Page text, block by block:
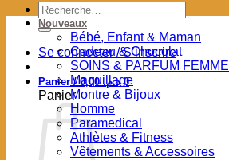
Recherche
pour :
Se connecter / S’inscrire
Panier / د.م.0,00 0
Panier
Nouveaux
Bébé, Enfant & Maman
Cadeau & Chocolat
SOINS & PARFUM FEMME
Maquillage
Montre & Bijoux
Homme
Paramedical
Athlètes & Fitness
Vêtements & Accessoires